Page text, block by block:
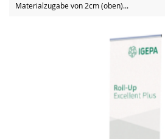
Materialzugabe von 2cm (oben)...